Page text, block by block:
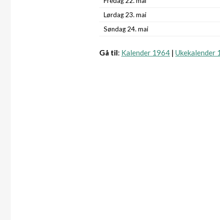
Lørdag 23. mai
Søndag 24. mai
Gå til: Kalender 1964 | Ukekalender